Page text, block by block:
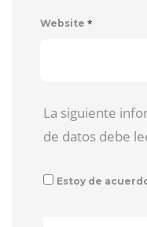
Website *
La siguiente
de datos debe
Estoy de